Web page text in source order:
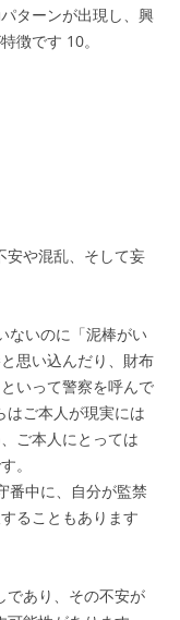
ターンが出現し、興
徴です 10。
安や混乱、そして妄
ないのに「泥棒がい
思い込んだり、財布
いって警察を呼んで
はご本人が現実には
ご本人にとっては
。
番中に、自分が監禁
ることもあります
であり、その不安が